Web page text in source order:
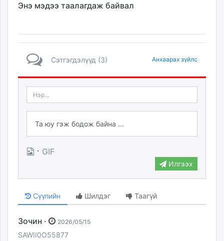
Энэ мэдээ таалагдаж байвал
Сэтгэгдэлүүд (3) Анхаарах зүйлс
· GIF
Илгээх
Сүүлийн Шилдэг Таагүй
Зочин · 2026/05/15
SAWII0O55877